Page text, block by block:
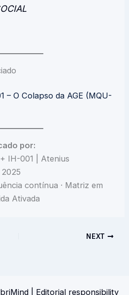
– O Colapso da AGE (MQU-
por:
IH-001 | Atenius
contínua · Matriz em
Ativada
NEXT
| Editorial responsibility